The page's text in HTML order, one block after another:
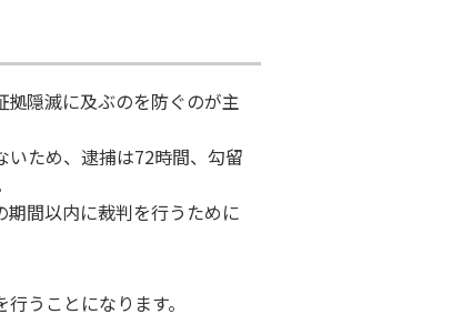
拠隠滅に及ぶのを防ぐのが主
いため、逮捕は72時間、勾留
期間以内に裁判を行うために
うことになります。